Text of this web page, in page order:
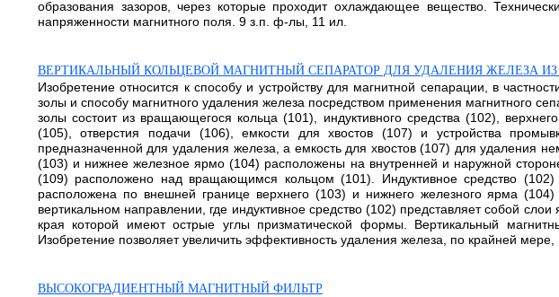
образования зазоров, через которые проходит охлаждающее вещество.
напряженности магнитного поля. 9 з.п. ф-лы, 11 ил.
ВЕРТИКАЛЬНЫЙ КОЛЬЦЕВОЙ МАГНИТНЫЙ СЕПАРАТОР ДЛЯ УДАЛЕНИЯ ЖЕЛЕЗА
Изобретение относится к способу и устройству для магнитной сепарации, в
золы и способу магнитного удаления железа посредством применения магнитного
золы состоит из вращающегося кольца (101), индуктивного средства (102),
(105), отверстия подачи (106), емкости для хвостов (107) и устройства
предназначенной для удаления железа, а емкость для хвостов (107) для удаления
(103) и нижнее железное ярмо (104) расположены на внутренней и наружной
(109) расположено над вращающимся кольцом (101). Индуктивное средство
расположена по внешней границе верхнего (103) и нижнего железного ярма
вертикальном направлении, где индуктивное средство (102) представляет собой
края которой имеют острые углы призматической формы. Вертикальный
Изобретение позволяет увеличить эффективность удаления железа, по крайней
ВЫСОКОГРАДИЕНТНЫЙ МАГНИТНЫЙ ФИЛЬТР